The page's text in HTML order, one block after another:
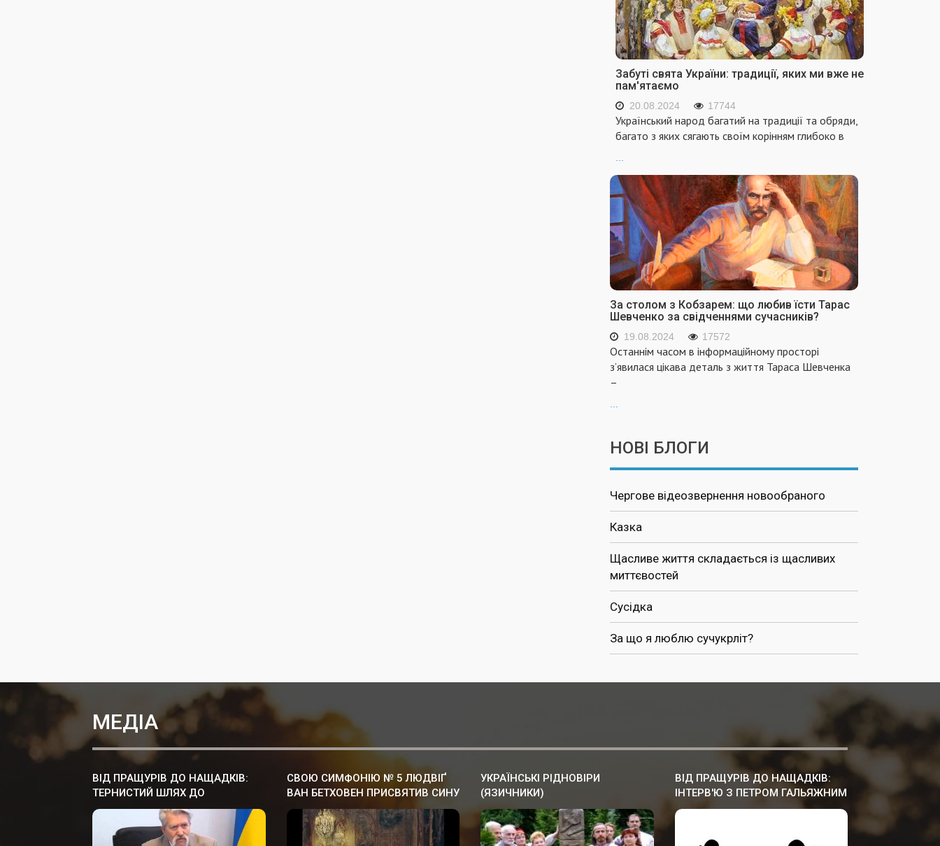
Забуті свята України: традиції, яких ми вже не
пам'ятаємо
20.08.2024 17744
Український народ багатий на традиції та обряди,
багато з яких сягають своїм корінням глибоко в
...
За столом з Кобзарем: що любив їсти Тарас
Шевченко за свідченнями сучасників?
19.08.2024 17572
Останнім часом в інформаційному просторі
з’явилася цікава деталь з життя Тараса Шевченка
–
...
НОВІ БЛОГИ
Чергове відеозвернення новообраного
Казка
Щасливе життя складається із щасливих
миттєвостей
Сусідка
За що я люблю сучукрліт?
МЕДІА
ВІД ПРАЩУРІВ ДО НАЩАДКІВ:
ТЕРНИСТИЙ ШЛЯХ ДО
НЕЗАЛЕЖНОСТІ
СВОЮ СИМФОНІЮ № 5 ЛЮДВІҐ
ВАН БЕТХОВЕН ПРИСВЯТИВ СИНУ
ОСТАННЬОГО ГЕТЬМАНА
УКРАЇНИ, ГРАФУ АНДРІЮ
РОЗУМОВСЬКОМУ.
УКРАЇНСЬКІ РІДНОВІРИ
(ЯЗИЧНИКИ)
ВІД ПРАЩУРІВ ДО НАЩАДКІВ:
ІНТЕРВ'Ю З ПЕТРОМ ГАЛЬЯЖНИМ